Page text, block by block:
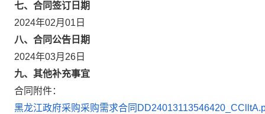
七、合同签订日期
2024年02月01日
八、合同公告日期
2024年03月26日
九、其他补充事宜
合同附件：
黑龙江政府采购采购需求合同